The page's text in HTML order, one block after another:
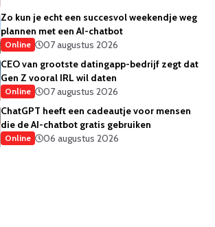
Zo kun je echt een succesvol weekendje weg
plannen met een AI-chatbot
Online
07 augustus 2026
CEO van grootste datingapp-bedrijf zegt dat
Gen Z vooral IRL wil daten
Online
07 augustus 2026
ChatGPT heeft een cadeautje voor mensen
die de AI-chatbot gratis gebruiken
Online 06 augustus 2026